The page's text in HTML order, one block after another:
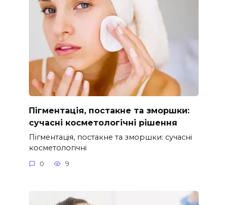
Пігментація, постакне та зморшки:
сучасні косметологічні рішення
Пігментація, постакне та зморшки: сучасні
косметологічні
0 9